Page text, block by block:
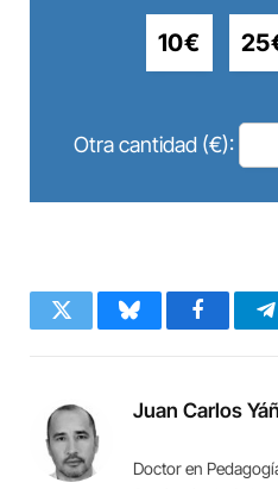
10€
Otra cantidad (€):
Twitter Bluesky
Juan Carlos
Doctor en